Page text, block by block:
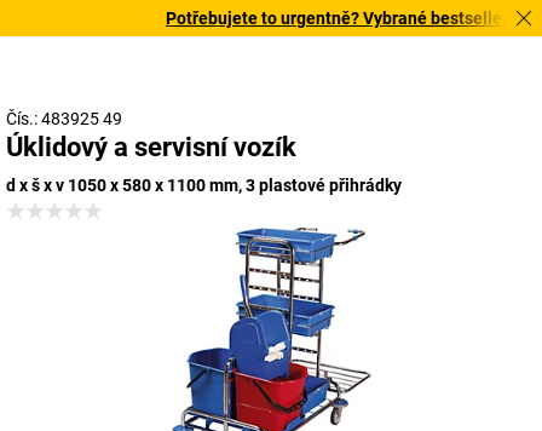
Potřebujete to urgentně? Vybrané bestsellery
Čís.: 483925 49
Úklidový a servisní vozík
d x š x v 1050 x 580 x 1100 mm, 3 plastové přihrádky